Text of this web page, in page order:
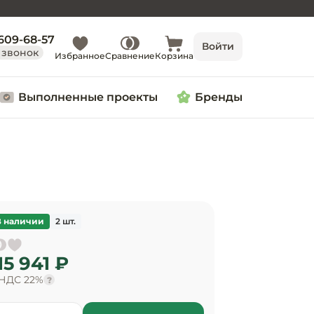
68-57
звонок ИзбранноеСравнениеКорзина
Войти
Выполненные проекты Бренды
941 ₽
22% ?
наличии 2 шт.